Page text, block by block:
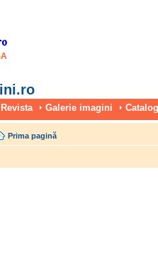
Revista Galerie imagini
Prima pagină